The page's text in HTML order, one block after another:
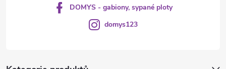
DOMYS - gabiony, sypané ploty
domys123